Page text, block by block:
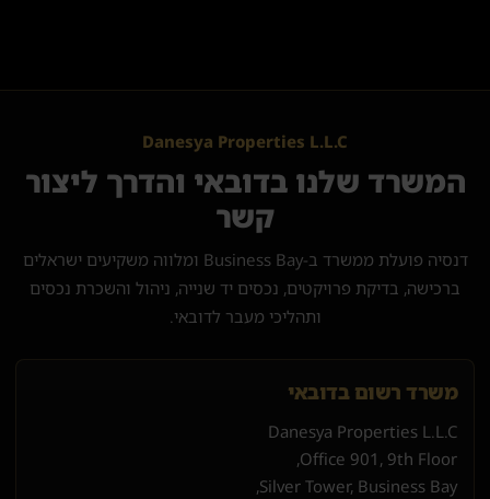
Danesya Properties L.L.C
המשרד שלנו בדובאי והדרך ליצור
קשר
דנסיה פועלת ממשרד ב-Business Bay ומלווה משקיעים ישראלים
ברכישה, בדיקת פרויקטים, נכסים יד שנייה, ניהול והשכרת נכסים
ותהליכי מעבר לדובאי.
משרד רשום בדובאי
Danesya Properties L.L.C
Office 901, 9th Floor,
Silver Tower, Business Bay,